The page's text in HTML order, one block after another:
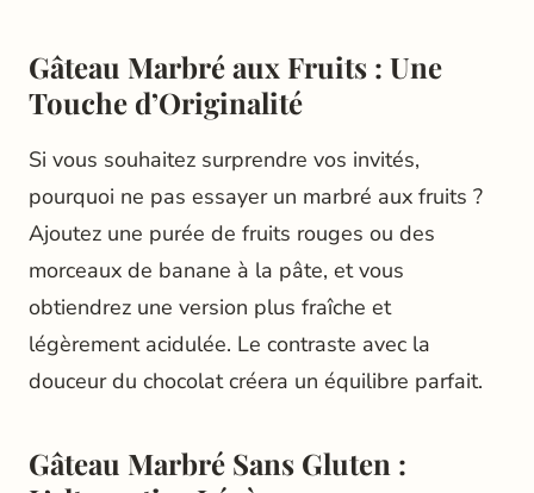
Gâteau Marbré aux Fruits : Une
Touche d’Originalité
Si vous souhaitez surprendre vos invités,
pourquoi ne pas essayer un marbré aux fruits ?
Ajoutez une purée de fruits rouges ou des
morceaux de banane à la pâte, et vous
obtiendrez une version plus fraîche et
légèrement acidulée. Le contraste avec la
douceur du chocolat créera un équilibre parfait.
Gâteau Marbré Sans Gluten :